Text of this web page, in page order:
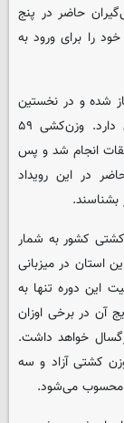
حاضر در پنج
را برای ورود به
شده و در نخستین
روز، رقابت‌ها به پنج وزن کشتی فرنگی اختصاص دارد. وزن‌کشی ۵۹
مسابقات انجام شد و پس
در این رویداد
بشناسند.
کشور به شمار
استان در میزبانی
این دوره تنها به
آن در برخی اوزان
خواهد داشت.
کشتی آزاد و سه
محسوب می‌شود.